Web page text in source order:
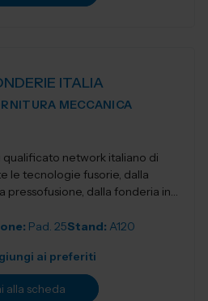
ITALIA
MECCANICA
qualificato network italiano di
le tecnologie fusorie, dalla
pressofusione, dalla fonderia in
Pad. 25Stand: A120
ai preferiti
alla scheda